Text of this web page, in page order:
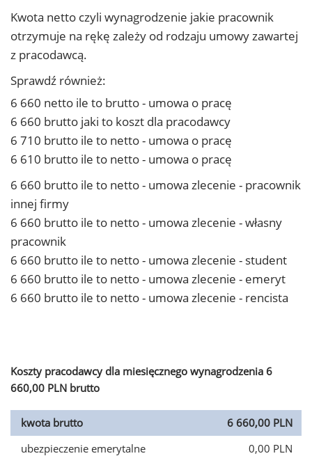
Kwota netto czyli wynagrodzenie jakie pracownik
otrzymuje na rękę zależy od rodzaju umowy zawartej
z pracodawcą.
Sprawdź również:
6 660 netto ile to brutto - umowa o pracę
6 660 brutto jaki to koszt dla pracodawcy
6 710 brutto ile to netto - umowa o pracę
6 610 brutto ile to netto - umowa o pracę
6 660 brutto ile to netto - umowa zlecenie - pracownik
innej firmy
6 660 brutto ile to netto - umowa zlecenie - własny
pracownik
6 660 brutto ile to netto - umowa zlecenie - student
6 660 brutto ile to netto - umowa zlecenie - emeryt
6 660 brutto ile to netto - umowa zlecenie - rencista
Koszty pracodawcy dla miesięcznego wynagrodzenia 6
660,00 PLN brutto
kwota brutto
6 660,00 PLN
ubezpieczenie emerytalne
0,00 PLN